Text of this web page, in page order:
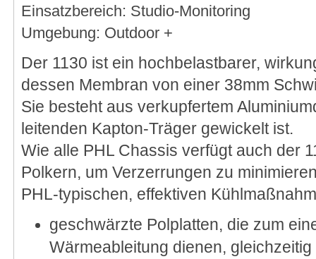
Einsatzbereich: Studio-Monitoring
Umgebung: Outdoor +
Der 1130 ist ein hochbelastbarer,
dessen Membran von einer 38mm
Sie besteht aus verkupfertem
leitenden Kapton-Träger gewickelt ist.
Wie alle PHL Chassis verfügt auch der
Polkern, um Verzerrungen zu
PHL-typischen, effektiven
geschwärzte Polplatten, die zum
Wärmeableitung dienen,